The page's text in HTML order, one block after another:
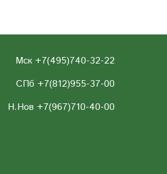
Мск +7(495)740-32-22
СПб +7(812)955-37-00
Н.Нов +7(967)710-40-00